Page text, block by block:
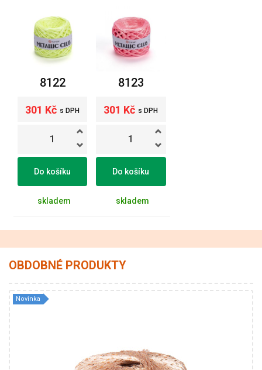
8122
301 Kč s DPH
Do košíku
skladem
8123
301 Kč s DPH
Do košíku
skladem
OBDOBNÉ PRODUKTY
Novinka
150